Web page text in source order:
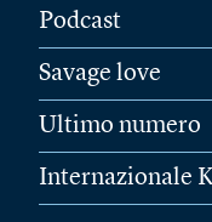
Podcast
Savage love
Ultimo numero
Internazionale